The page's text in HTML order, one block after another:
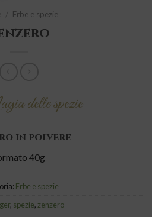
Erbe e spezie
delle spezie
in polvere
40g
Erbe e spezie
, spezie, zenzero